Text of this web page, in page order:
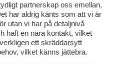
partnerskap oss emellan,
har aldrig känts som att vi är
utan vi har på detaljnivå
haft en nära kontakt, vilket
ett skräddarsytt
vilket känns jättebra.